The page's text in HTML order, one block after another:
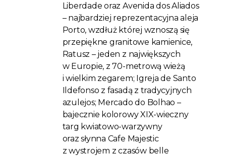
Liberdade oraz Avenida dos Aliados
– najbardziej reprezentacyjna aleja
Porto, wzdłuż której wznoszą się
przepiękne granitowe kamienice,
Ratusz – jeden z największych
w Europie, z 70-metrową wieżą
i wielkim zegarem; Igreja de Santo
Ildefonso z fasadą z tradycyjnych
azulejos; Mercado do Bolhao –
bajecznie kolorowy XIX-wieczny
targ kwiatowo-warzywny
oraz słynna Cafe Majestic
z wystrojem z czasów belle